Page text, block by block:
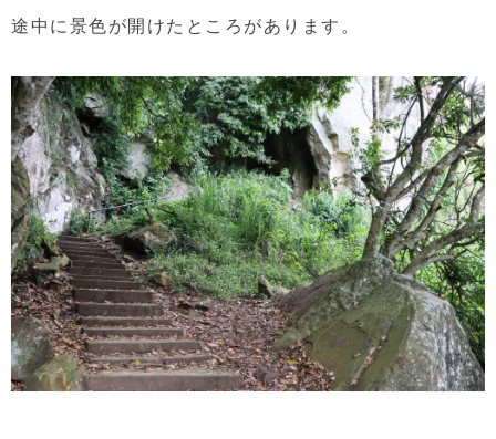
途中に景色が開けたところがあります。